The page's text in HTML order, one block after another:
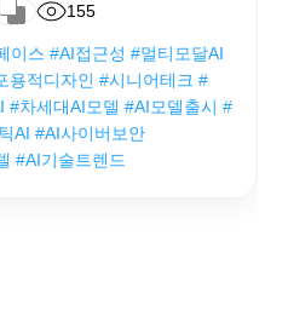
155
이스 #AI접근성 #멀티모달AI
용적디자인 #시니어테크 #
#차세대AI모델 #AI모델출시 #
AI #AI사이버보안
#AI기술트렌드